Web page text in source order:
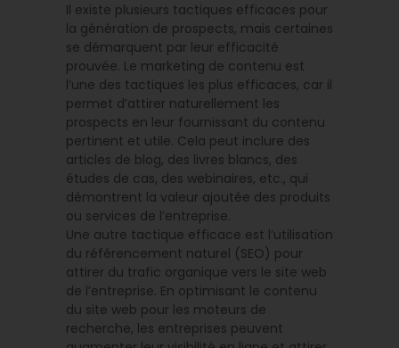
Il existe plusieurs tactiques efficaces pour
la génération de prospects, mais certaines
se démarquent par leur efficacité
prouvée. Le marketing de contenu est
l’une des tactiques les plus efficaces, car il
permet d’attirer naturellement les
prospects en leur fournissant du contenu
pertinent et utile. Cela peut inclure des
articles de blog, des livres blancs, des
études de cas, des webinaires, etc., qui
démontrent la valeur ajoutée des produits
ou services de l’entreprise.
Une autre tactique efficace est l’utilisation
du référencement naturel (SEO) pour
attirer du trafic organique vers le site web
de l’entreprise. En optimisant le contenu
du site web pour les moteurs de
recherche, les entreprises peuvent